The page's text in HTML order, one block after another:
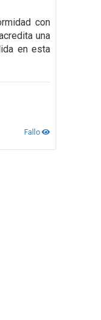
con
una
en esta
Fallo